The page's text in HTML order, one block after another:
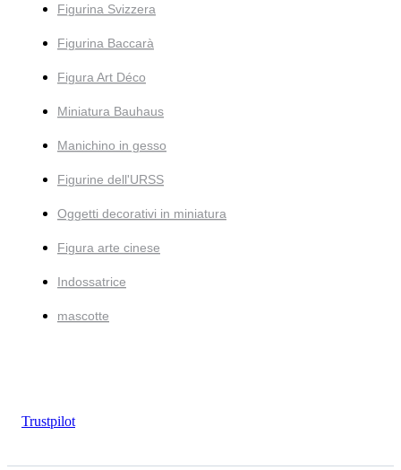
Figurina Svizzera
Figurina Baccarà
Figura Art Déco
Miniatura Bauhaus
Manichino in gesso
Figurine dell'URSS
Oggetti decorativi in miniatura
Figura arte cinese
Indossatrice
mascotte
Trustpilot